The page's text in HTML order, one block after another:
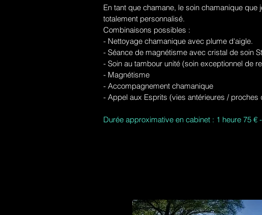
En tant que chamane, le soin chamanique
totalement personnalisé.
Combinaisons possibles :
- Nettoyage chamanique avec plume d'aigle.
- Séance de magnétisme avec cristal de soin
- Soin au tambour unité (soin exceptionnel de
- Magnétisme
- Accompagnement chamanique
- Appel aux Esprits (vies antérieures / proches
Durée approximative en cabinet : 1 heure 75 €